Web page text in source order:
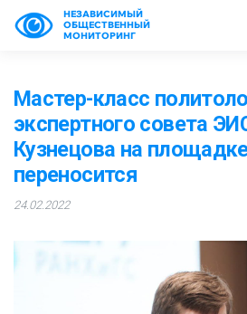
НЕЗАВИСИМЫЙ
ОБЩЕСТВЕННЫЙ
МОНИТОРИНГ
Мастер-класс
экспертного совета
Кузнецова на
переносится
24.02.2022